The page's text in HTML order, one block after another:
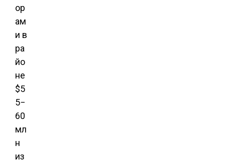
ор
ам
и в
ра
йо
не
$5
5−
60
мл
н
из